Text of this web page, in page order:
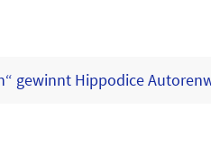
gewinnt Hippodice